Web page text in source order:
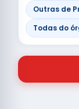
Outras de
Todas do